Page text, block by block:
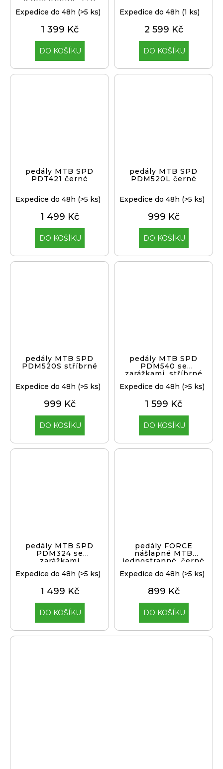
Expedice do 48h (>5 ks)
1 399 Kč
DO KOŠÍKU
Expedice do 48h (1 ks)
2 599 Kč
DO KOŠÍKU
pedály MTB SPD
PDT421 černé
Expedice do 48h (>5 ks)
1 499 Kč
DO KOŠÍKU
pedály MTB SPD
PDM520L černé
Expedice do 48h (>5 ks)
999 Kč
DO KOŠÍKU
pedály MTB SPD
PDM520S stříbrné
Expedice do 48h (>5 ks)
999 Kč
DO KOŠÍKU
pedály MTB SPD
PDM540 se
zarážkami, stříbrné
Expedice do 48h (>5 ks)
1 599 Kč
DO KOŠÍKU
pedály MTB SPD
PDM324 se
zarážkami
Expedice do 48h (>5 ks)
1 499 Kč
DO KOŠÍKU
pedály FORCE
nášlapné MTB
jednostranné, černé
Expedice do 48h (>5 ks)
899 Kč
DO KOŠÍKU